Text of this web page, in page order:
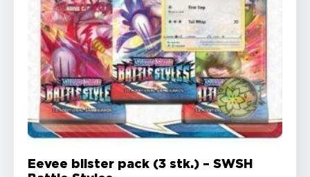
Eevee blister pack (3 stk.) – SWSH